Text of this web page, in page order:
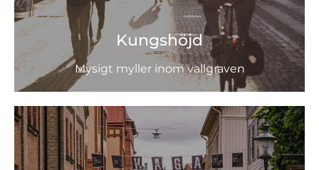
Kungshöjd
Mysigt myller inom vallgraven